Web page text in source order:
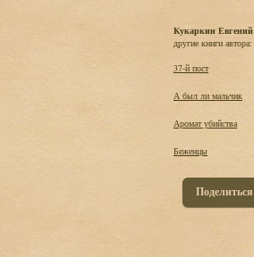
Кукаркин Евгений
другие книги автора:
37-й пост
А был ли мальчик
Аромат убийства
Беженцы
Поделиться